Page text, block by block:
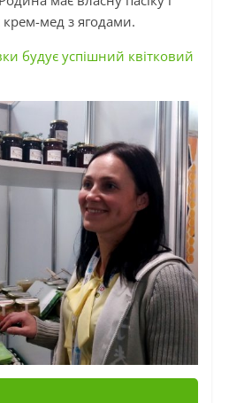
крем-мед з ягодами.
будує успішний квітковий